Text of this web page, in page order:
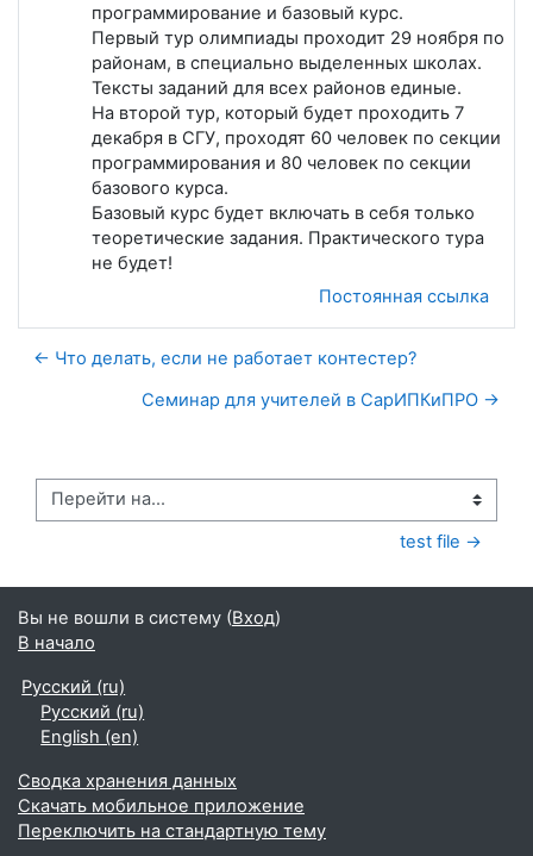
программирование и базовый курс.
Первый тур олимпиады проходит 29 ноября по
районам, в специально выделенных школах.
Тексты заданий для всех районов единые.
На второй тур, который будет проходить 7
декабря в СГУ, проходят 60 человек по секции
программирования и 80 человек по секции
базового курса.
Базовый курс будет включать в себя только
теоретические задания. Практического тура
не будет!
Постоянная ссылка
← Что делать, если не работает контестер?
Семинар для учителей в СарИПКиПРО →
Перейти на...
test file →
Вы не вошли в систему (Вход)
В начало
Русский ‎(ru)‎
Русский ‎(ru)‎
English ‎(en)‎
Сводка хранения данных
Скачать мобильное приложение
Переключить на стандартную тему